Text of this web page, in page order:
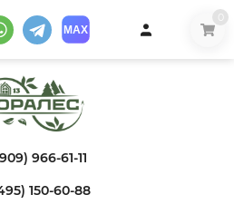
966-61-11
150-60-88